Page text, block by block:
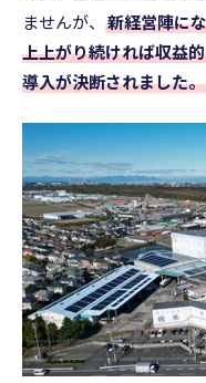
ませんが、 新経営陣に
上上がり続ければ収益
導入が決断されました。